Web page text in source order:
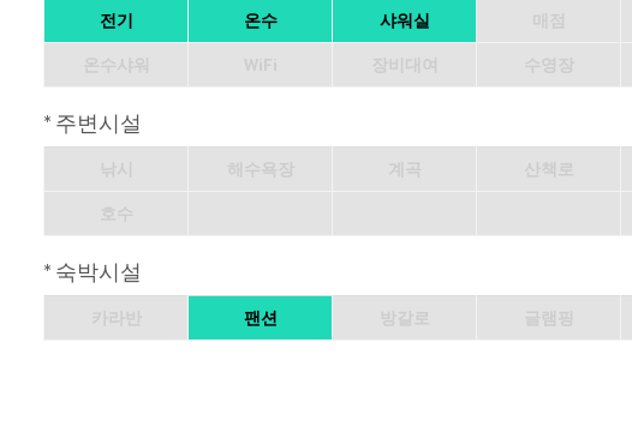
전기 온수 샤워실
* 주변시설
* 숙박시설
팬션